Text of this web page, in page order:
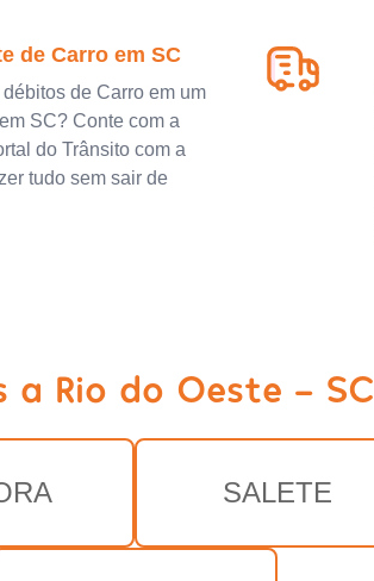
de Carro em SC
de Carro em um
SC? Conte com a
do Trânsito com a
tudo sem sair de
a Rio do Oeste - SC
SALETE